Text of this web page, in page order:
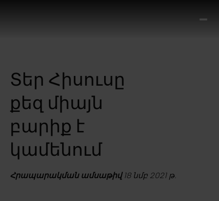
Տեր Հիսուսը
քեզ միայն
բարիք է
կամենում
Հրապարակման ամսաթիվ18 նմբ 2021 թ.